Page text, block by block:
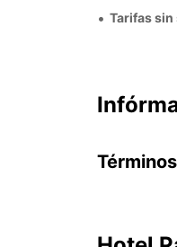
Tarifas